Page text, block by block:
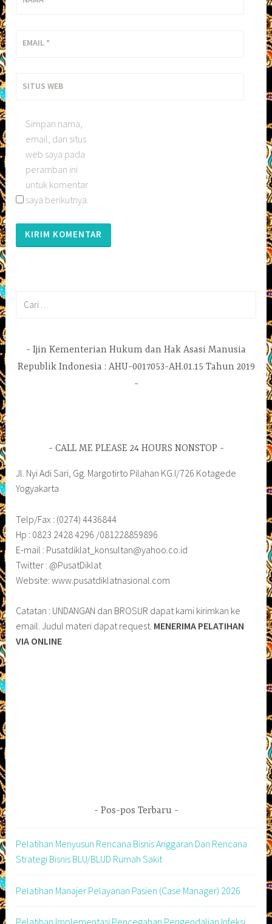
EMAIL *
SITUS WEB
Simpan nama,
email, dan situs
web saya pada
peramban ini
untuk komentar
saya berikutnya.
Ijin Kementerian Hukum dan Hak Asasi Manusia
Republik Indonesia : AHU-0017053-AH.01.15 Tahun 2019
CALL ME PLEASE 24 HOURS NONSTOP
Jl. Nyi Adi Sari, Gg. Margotirto Pilahan KG.I/726 Kotagede
Yogyakarta
Telp/Fax : (0274) 4436844
Hp : 0823 2428 4296 /081228859896
E-mail : Pusatdiklat_konsultan@yahoo.co.id
Twitter : @PusatDiklat
Website: www.pusatdiklatnasional.com
Catatan : UNDANGAN dan BROSUR dapat kami kirimkan ke
email. Judul materi dapat request. MENERIMA PELATIHAN
VIA ONLINE
Pos-pos Terbaru
Pelatihan Menyusun Rencana Bisnis Anggaran Dan Rencana
Strategi Bisnis BLU/BLUD Rumah Sakit
Pelatihan Manajer Pelayanan Pasien (Case Manager) 2026